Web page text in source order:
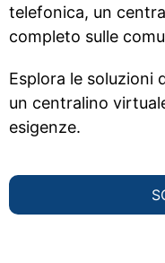
telefonica, un
completo sulle
Esplora le soluzioni
un centralino
esigenze.